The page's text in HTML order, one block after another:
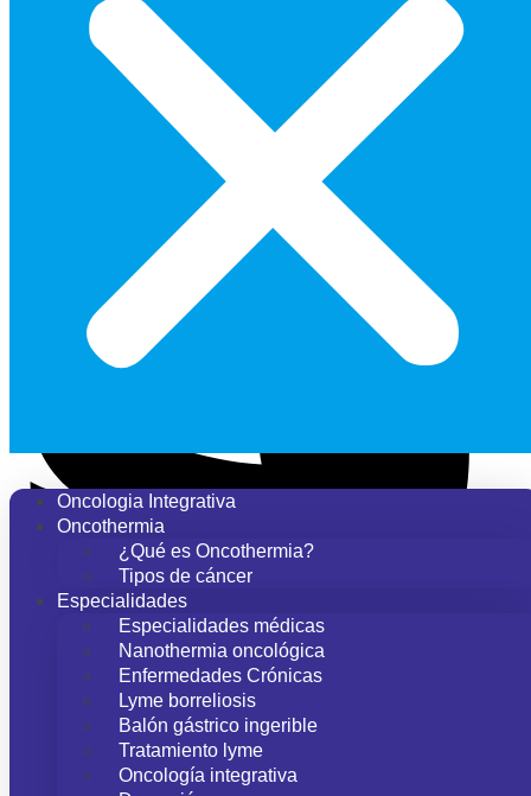
Oncologia Integrativa
Oncothermia
¿Qué es Oncothermia?
Tipos de cáncer
Especialidades
Especialidades médicas
Nanothermia oncológica
Enfermedades Crónicas
Lyme borreliosis
Balón gástrico ingerible
Tratamiento lyme
Oncología integrativa